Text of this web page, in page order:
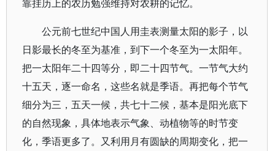
靠挂历上的农历勉强维持对农耕的记忆。
公元前七世纪中国人用圭表测量太阳的影子，以
日影最长的冬至为基准，到下一个冬至为一太阳年。
把一太阳年二十四等分，即二十四节气。一节气大约
十五天，逐一命名，这些名就是季语。再把每个节气
细分为三，五天一候，共七十二候，基本是阳光底下
的自然现象，具体地表示气象、动植物等的时节变
化，季语更多了。又利用月有圆缺的周期变化，把一